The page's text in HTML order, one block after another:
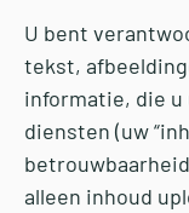
U bent
tekst,
informatie, die u
diensten (uw
alleen inhoud